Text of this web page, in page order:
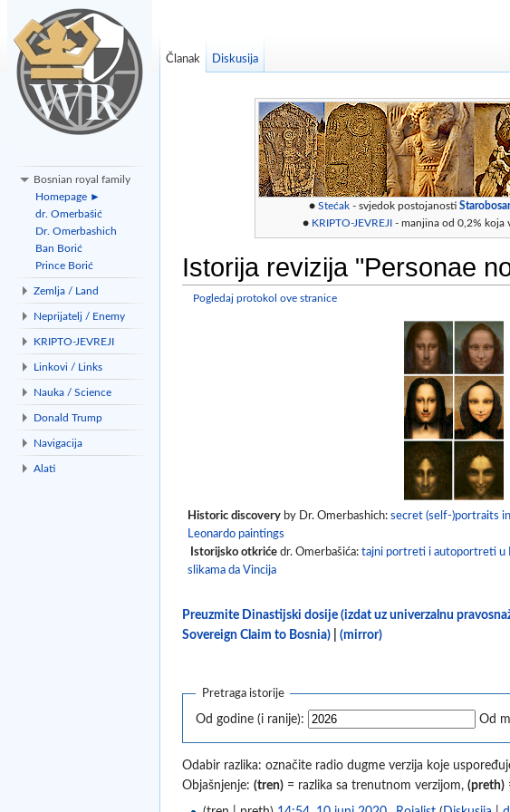
● Stećak - svjedok postojanosti
● KRIPTO-JEVREJI - manjina od 0,2% koja
Istorija revizija "Personae
Pogledaj protokol ove stranice
Historic discoveryby Dr. Omerbashich: secret (self-)portraits
Leonardo paintings
Istorijsko otkrićedr. Omerbašića: tajni portreti i autoportreti u
slikama da Vincija
Preuzmite Dinastijski dosije (izdat uz univerzalnu
Sovereign Claim to Bosnia)
(mirror)
Pretraga istorije
Od godine (i ranije): Od
Odabir razlika: označite radio dugme verzija koje
Objašnjenje: (tren) = razlika sa trenutnom verzijom, (preth)
Članak Diskusija
Bosnian royal family
Homepage ►
dr. Omerbašić
Dr. Omerbashich
Ban Borić
Prince Borić
Zemlja / Land
Neprijatelj / Enemy
KRIPTO-JEVREJI
Linkovi / Links
Nauka / Science
Donald Trump
Navigacija
Alati